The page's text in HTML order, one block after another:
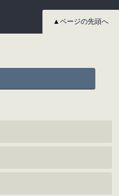
▲ページの先頭へ